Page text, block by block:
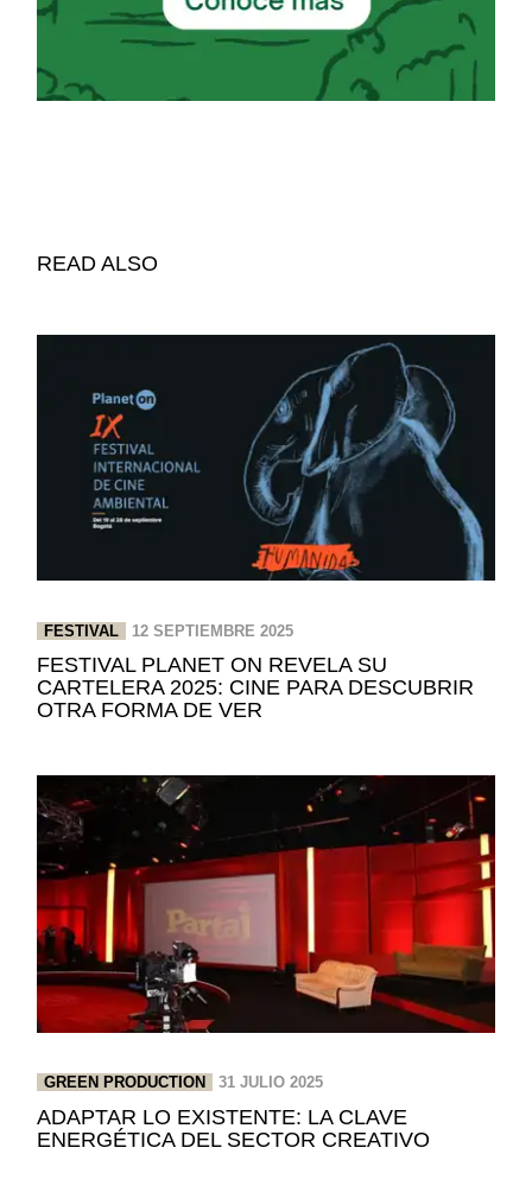
READ ALSO
FESTIVAL 12 SEPTIEMBRE 2025
FESTIVAL PLANET ON REVELA SU
CARTELERA 2025: CINE PARA DESCUBRIR
OTRA FORMA DE VER
GREEN PRODUCTION 31 JULIO 2025
ADAPTAR LO EXISTENTE: LA CLAVE
ENERGÉTICA DEL SECTOR CREATIVO